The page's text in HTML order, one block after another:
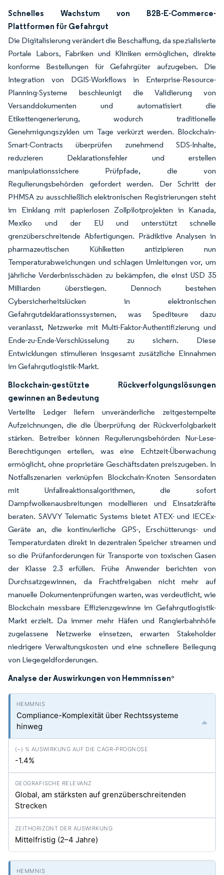
Schnelles Wachstum von B2B-E-Commerce-
Plattformen für Gefahrgut
Die Digitalisierung verändert die Beschaffung, da spezialisierte
Portale Labors, Fabriken und Kliniken ermöglichen, direkte
konforme Bestellungen für Gefahrgüter aufzugeben. Die
Integration von DGIS-Workflows in Enterprise-Resource-
Planning-Systeme beschleunigt die Validierung von
Versanddokumenten und automatisiert die
Etikettengenerierung, wodurch traditionelle
Genehmigungszyklen um Tage verkürzt werden. Blockchain-
Smart-Contracts überprüfen zunehmend SDS-Inhalte,
reduzieren Deklarationsfehler und erstellen
manipulationssichere Prüfpfade, die von
Regulierungsbehörden gefordert werden. Der Schritt der
PHMSA zu ausschließlich elektronischen Registrierungen steht
im Einklang mit papierlosen Zollpilotprojekten in Kanada,
Mexiko und der EU und unterstützt schnelle
grenzüberschreitende Abfertigungen. Prädiktive Analysen in
pharmazeutischen Kühlketten antizipieren nun
Temperaturabweichungen und schlagen Umleitungen vor, um
jährliche Verderbnisschäden zu bekämpfen, die einst USD 35
Milliarden überstiegen. Dennoch bestehen
Cybersicherheitslücken in elektronischen
Gefahrgutdeklarationssystemen, was Spediteure dazu
veranlasst, Netzwerke mit Multi-Faktor-Authentifizierung und
Ende-zu-Ende-Verschlüsselung zu sichern. Diese
Entwicklungen stimulieren insgesamt zusätzliche Einnahmen
im Gefahrgutlogistik-Markt.
Blockchain-gestützte Rückverfolgungslösungen
gewinnen an Bedeutung
Verteilte Ledger liefern unveränderliche zeitgestempelte
Aufzeichnungen, die die Überprüfung der Rückverfolgbarkeit
stärken. Betreiber können Regulierungsbehörden Nur-Lese-
Berechtigungen erteilen, was eine Echtzeit-Überwachung
ermöglicht, ohne proprietäre Geschäftsdaten preiszugeben. In
Notfallszenarien verknüpfen Blockchain-Knoten Sensordaten
mit Unfallreaktionsalgorithmen, die sofort
Dampfwolkenausbreitungen modellieren und Einsatzkräfte
beraten. SAVVY Telematic Systems bietet ATEX- und IECEx-
Geräte an, die kontinuierliche GPS-, Erschütterungs- und
Temperaturdaten direkt in dezentralen Speicher streamen und
so die Prüfanforderungen für Transporte von toxischen Gasen
der Klasse 2.3 erfüllen. Frühe Anwender berichten von
Durchsatzgewinnen, da Frachtfreigaben nicht mehr auf
manuelle Dokumentenprüfungen warten, was verdeutlicht, wie
Blockchain messbare Effizienzgewinne im Gefahrgutlogistik-
Markt erzielt. Da immer mehr Häfen und Rangierbahnhöfe
zugelassene Netzwerke einsetzen, erwarten Stakeholder
niedrigere Verwaltungskosten und eine schnellere Beilegung
von Liegegeldforderungen.
Analyse der Auswirkungen von Hemmnissen*
Compliance-Komplexität über Rechtssysteme
hinweg
-1.4%
Global, am stärksten auf grenzüberschreitenden
Strecken
Mittelfristig (2–4 Jahre)